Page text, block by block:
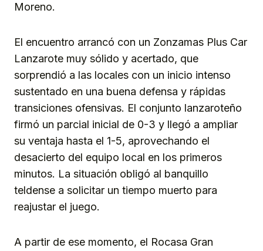
Moreno.
El encuentro arrancó con un Zonzamas Plus Car
Lanzarote muy sólido y acertado, que
sorprendió a las locales con un inicio intenso
sustentado en una buena defensa y rápidas
transiciones ofensivas. El conjunto lanzaroteño
firmó un parcial inicial de 0-3 y llegó a ampliar
su ventaja hasta el 1-5, aprovechando el
desacierto del equipo local en los primeros
minutos. La situación obligó al banquillo
teldense a solicitar un tiempo muerto para
reajustar el juego.
A partir de ese momento, el Rocasa Gran